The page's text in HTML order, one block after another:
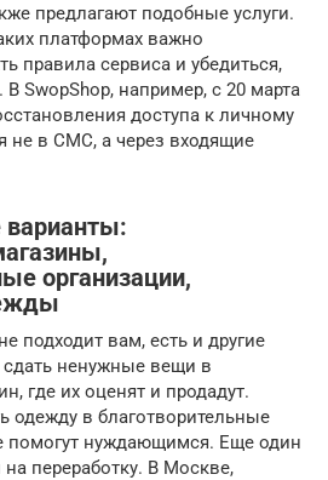
предлагают подобные услуги.
платформах важно
правила сервиса и убедиться,
SwopShop, например, с 20 марта
доступа к личному
не в СМС, а через входящие
варианты:
организации,
подходит вам, есть и другие
ненужные вещи в
где их оценят и продадут.
одежду в благотворительные
помогут нуждающимся. Еще один
переработку. В Москве,